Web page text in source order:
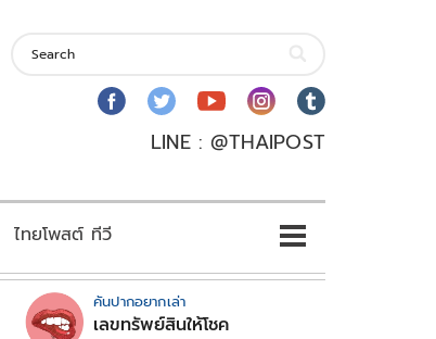
LINE : @THAIPOST
ไทยโพสต์ ทีวี
คันปากอยากเล่า
เลขทรัพย์สินให้โชค